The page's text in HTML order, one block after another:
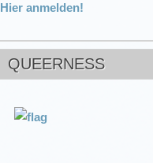
Hier anmelden!
QUEERNESS